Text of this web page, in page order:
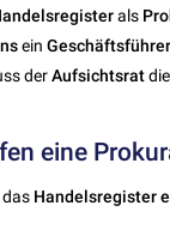
als
einGeschäftsführer
derAufsichtsratdie
eine
das Handelsregister